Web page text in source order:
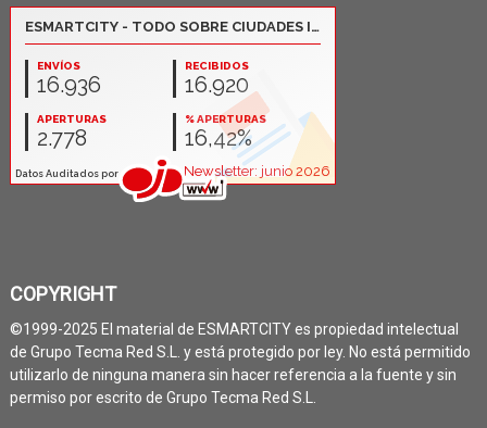
COPYRIGHT
©1999-2025 El material de ESMARTCITY es propiedad intelectual
de Grupo Tecma Red S.L. y está protegido por ley. No está permitido
utilizarlo de ninguna manera sin hacer referencia a la fuente y sin
permiso por escrito de Grupo Tecma Red S.L.